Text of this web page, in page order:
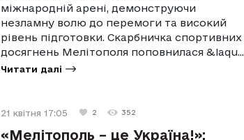
міжнародній арені, демонструючи
незламну волю до перемоги та високий
рівень підготовки. Скарбничка спортивних
досягнень Мелітополя поповнилася &laqu...
Читати далі
21 квітня 17:05 2 352
«Мелітополь – це Україна!»: